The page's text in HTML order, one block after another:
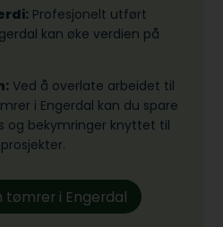
Profesjonelt utført
kan øke verdien på
Ved å overlate arbeidet til
i Engerdal kan du spare
og bekymringer knyttet til
tømrer i Engerdal